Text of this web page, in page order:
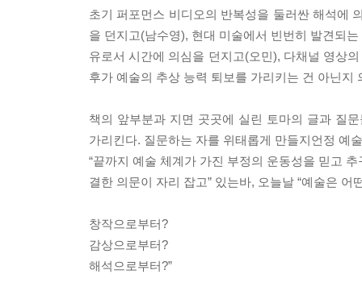
초기 퍼포먼스 비디오의 반복성을 둘러싼 해석에
을 던지고(남수영), 현대 미술에서 빈번히 발견되
유로서 시간에 의심을 던지고(오민), 다채널 영상
후가 예술의 추상 능력 퇴보를 가리키는 건 아닌지
책의 앞부분과 지면 곳곳에 실린 토마의 글과 질
가리킨다. 질문하는 자를 위태롭게 만들지언정 예
“끝까지 예술 체계가 가진 부정의 운동성을 믿고
결한 의문이 자리 잡고” 있는바, 오늘날 “예술은
창작으로부터?
감상으로부터?
해석으로부터?”